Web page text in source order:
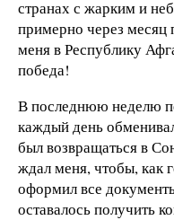
странах с жарким и
примерно через месяц
меня в Республику
победа!
В последнюю неделю
каждый день
был возвращаться в
ждал меня, чтобы, как
оформил все
оставалось получить